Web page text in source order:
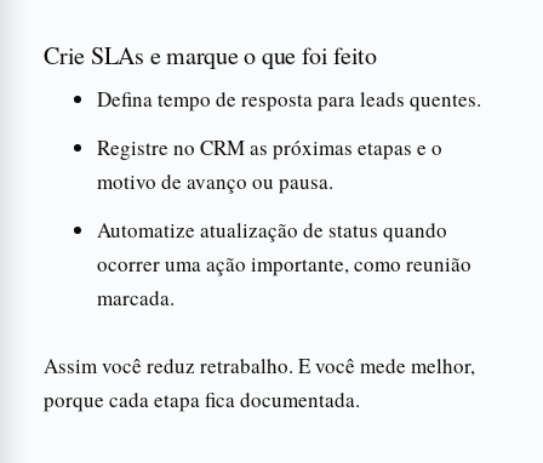
Crie SLAs e marque o que foi feito
Defina tempo de resposta para leads quentes.
Registre no CRM as próximas etapas e o
motivo de avanço ou pausa.
Automatize atualização de status quando
ocorrer uma ação importante, como reunião
marcada.
Assim você reduz retrabalho. E você mede melhor,
porque cada etapa fica documentada.